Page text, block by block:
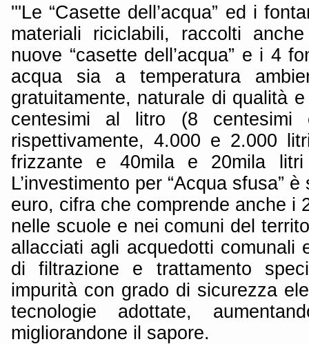
'''Le “Casette dell’acqua” ed i
materiali riciclabili, raccolti
nuove “casette dell’acqua” e i 4
acqua sia a temperatura
gratuitamente, naturale di qualità
centesimi al litro (8 centesimi
rispettivamente, 4.000 e 2.000
frizzante e 40mila e 20mila
L’investimento per “Acqua sfusa”
euro, cifra che comprende anche i
nelle scuole e nei comuni del
allacciati agli acquedotti comunali
di filtrazione e trattamento
impurità con grado di sicurezza
tecnologie adottate,
migliorandone il sapore.